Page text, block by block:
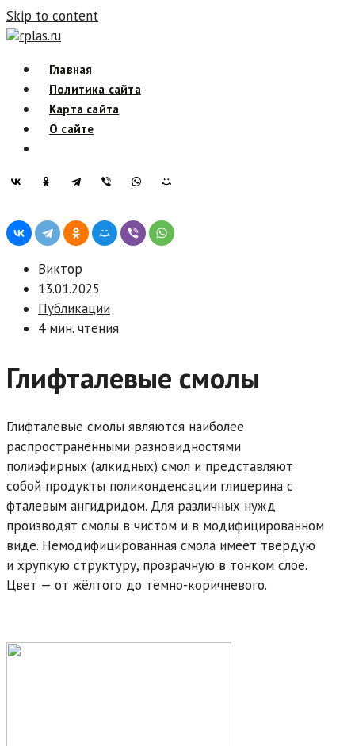
Skip to content
rplas.ru
Главная
Политика сайта
Карта сайта
О сайте
Виктор
13.01.2025
Публикации
4 мин. чтения
Глифталевые смолы
Глифталевые смолы являются наиболее
распространёнными разновидностями
полиэфирных (алкидных) смол и представляют
собой продукты поликонденсации глицерина с
фталевым ангидридом. Для различных нужд
производят смолы в чистом и в модифицированном
виде. Немодифицированная смола имеет твёрдую
и хрупкую структуру, прозрачную в тонком слое.
Цвет — от жёлтого до тёмно-коричневого.